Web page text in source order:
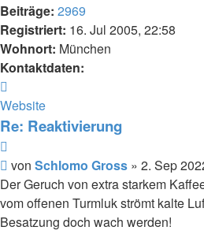
Beiträge: 2969
Registriert: 16. Jul 2005, 22:58
Wohnort: München
Kontaktdaten:
von
Schlomo
Website
Re: Reaktivierung
Beitrag
von Schlomo Gross » 2. Sep
Der Geruch von extra starkem
vom offenen Turmluk strömt kalte
Besatzung doch wach werden!